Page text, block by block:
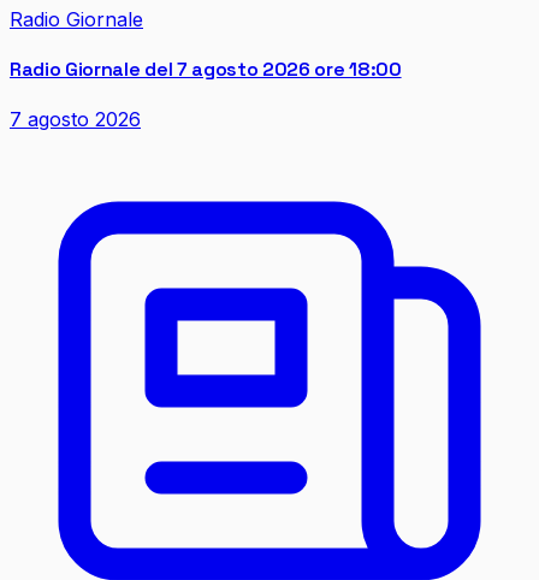
Radio Giornale
Radio Giornale del 7 agosto 2026 ore 18:00
7 agosto 2026